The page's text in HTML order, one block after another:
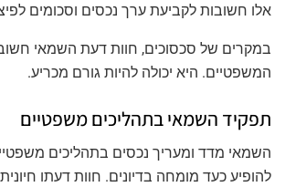
אלו חשובות לקביעת ערך נכסים וסכומים
במקרים של סכסוכים, חוות דעת השמאי
המשפטיים. היא יכולה להיות גורם מכריע.
תפקיד השמאי בתהליכים משפטיים
השמאי מדד ומעריך נכסים בתהליכים
להופיע כעד מומחה בדיונים. חוות דעתו